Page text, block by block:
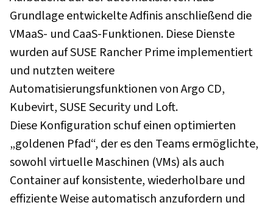
Grundlage entwickelte Adfinis anschließend die
VMaaS- und CaaS-Funktionen. Diese Dienste
wurden auf SUSE Rancher Prime implementiert
und nutzten weitere
Automatisierungsfunktionen von Argo CD,
Kubevirt, SUSE Security und Loft.
Diese Konfiguration schuf einen optimierten
„goldenen Pfad“, der es den Teams ermöglichte,
sowohl virtuelle Maschinen (VMs) als auch
Container auf konsistente, wiederholbare und
effiziente Weise automatisch anzufordern und